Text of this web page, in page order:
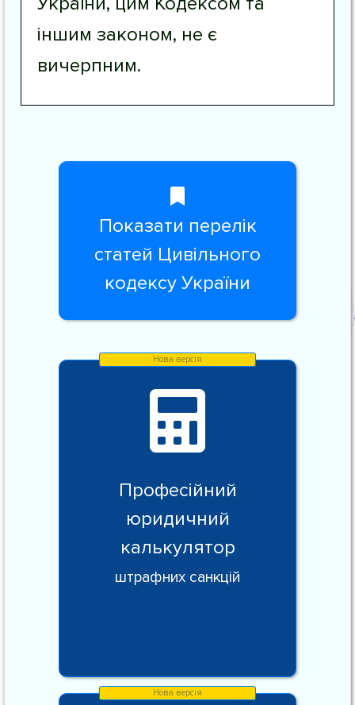
іншим законом, не є
вичерпним.
Показати перелік
статей Цивільного
кодексу України
Професійний
юридичний
калькулятор
штрафних санкцій